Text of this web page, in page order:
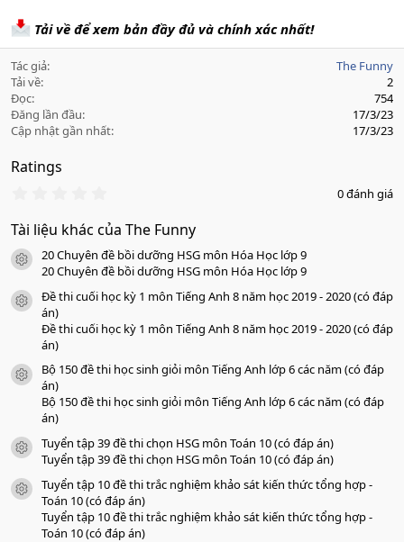
Tải về để xem bản đầy đủ và chính xác nhất!
Tác giả
The Funny
Tải về
2
Đọc
754
Đăng lần đầu
17/3/23
Cập nhật gần nhất
17/3/23
Ratings
0
0
s
a
o
0 đánh giá
Tài liệu khác của The Funny
icon tài liệu
20 Chuyên đề bồi dưỡng HSG môn Hóa Học lớp 9
20 Chuyên đề bồi dưỡng HSG môn Hóa Học lớp 9
icon tài liệu
Đề thi cuối học kỳ 1 môn Tiếng Anh 8 năm học 2019 - 2020 (có đáp
án)
Đề thi cuối học kỳ 1 môn Tiếng Anh 8 năm học 2019 - 2020 (có đáp
án)
icon tài liệu
Bộ 150 đề thi học sinh giỏi môn Tiếng Anh lớp 6 các năm (có đáp
án)
Bộ 150 đề thi học sinh giỏi môn Tiếng Anh lớp 6 các năm (có đáp
án)
icon tài liệu
Tuyển tập 39 đề thi chọn HSG môn Toán 10 (có đáp án)
Tuyển tập 39 đề thi chọn HSG môn Toán 10 (có đáp án)
icon tài liệu
Tuyển tập 10 đề thi trắc nghiệm khảo sát kiến thức tổng hợp -
Toán 10 (có đáp án)
Tuyển tập 10 đề thi trắc nghiệm khảo sát kiến thức tổng hợp -
Toán 10 (có đáp án)